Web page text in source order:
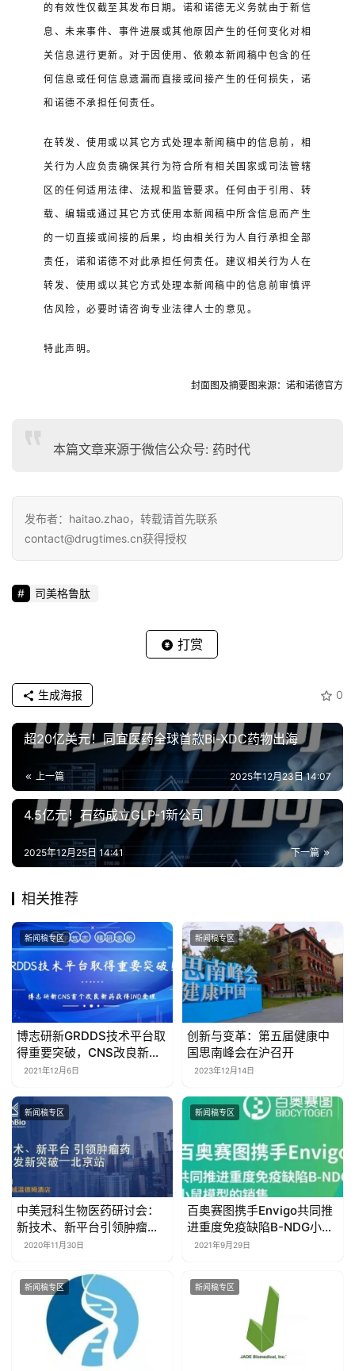
的有效性仅截至其发布日期。诺和诺德无义务就由于新信
息、未来事件、事件进展或其他原因产生的任何变化对相
关信息进行更新。对于因使用、依赖本新闻稿中包含的任
何信息或任何信息遗漏而直接或间接产生的任何损失，诺
和诺德不承担任何责任。
在转发、使用或以其它方式处理本新闻稿中的信息前，相
关行为人应负责确保其行为符合所有相关国家或司法管辖
区的任何适用法律、法规和监管要求。任何由于引用、转
载、编辑或通过其它方式使用本新闻稿中所含信息而产生
的一切直接或间接的后果，均由相关行为人自行承担全部
责任，诺和诺德不对此承担任何责任。建议相关行为人在
转发、使用或以其它方式处理本新闻稿中的信息前审慎评
估风险，必要时请咨询专业法律人士的意见。
特此声明。
封面图及摘要图来源：诺和诺德官方
本篇文章来源于微信公众号: 药时代
发布者：haitao.zhao，转载请首先联系
contact@drugtimes.cn获得授权
司美格鲁肽
打赏
0
生成海报
超20亿美元！同宜医药全球首款Bi-XDC药物出海
上一篇 2025年12月23日 14:07
4.5亿元！石药成立GLP-1新公司
下一篇
2025年12月25日 14:41
相关推荐
新闻稿专区
博志研新GRDDS技术平台取
得重要突破，CNS改良新药
获得IND受理！
2021年12月6日
新闻稿专区
创新与变革：第五届健康中
国思南峰会在沪召开
2023年12月14日
新闻稿专区
中美冠科生物医药研讨会：
新技术、新平台引领肿瘤药
物研发新突破—北京站
2020年11月30日
新闻稿专区
百奥赛图携手Envigo共同推
进重度免疫缺陷B-NDG小鼠
销售
2021年9月29日
新闻稿专区 新闻稿专区